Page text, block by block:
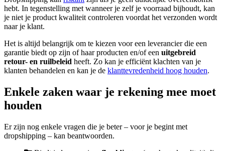
hebt. In tegenstelling met wanneer je zelf je voorraad bijhoudt, kan
je niet je product kwaliteit controleren voordat het verzonden wordt
naar je klant.
Het is altijd belangrijk om te kiezen voor een leverancier die een
garantie biedt op zijn of haar producten en/of een uitgebreid
retour- en ruilbeleid heeft. Zo kan je efficiënt klachten van je
klanten behandelen en kan je de klanttevredenheid hoog houden.
Enkele zaken waar je rekening mee moet
houden
Er zijn nog enkele vragen die je beter – voor je begint met
dropshipping – kan beantwoorden.